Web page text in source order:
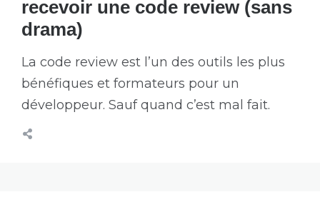
recevoir une code review (sans
drama)
La code review est l’un des outils les plus
bénéfiques et formateurs pour un
développeur. Sauf quand c’est mal fait.